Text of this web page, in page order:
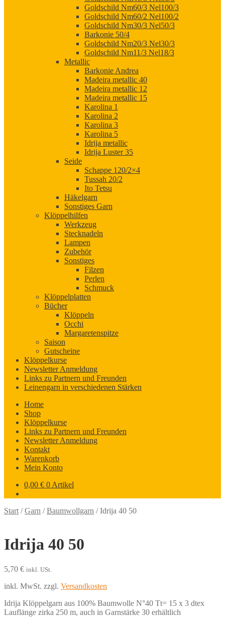
Goldschild Nm60/3 Nel100/3
Goldschild Nm60/2 Nel100/2
Goldschild Nm30/3 Nel50/3
Barkonie 50/4
Goldschild Nm20/3 Nel30/3
Goldschild Nm11/3 Nel18/3
Metallic
Barkonie Andrea
Madeira metallic 40
Madeira metallic 12
Madeira metallic 15
Karolina 1
Karolina 2
Karolina 3
Karolina 5
Idrija metallic
Idrija Luster 35
Seide
Schappe 120/2×4
Tussah 20/2
Ito Tetsu
Häkelgarn
Sonstiges Garn
Klöppelhilfen
Werkzeug
Stecknadeln
Lampen
Zubehör
Sonstiges
Filzen
Perlen
Schmuck
Klöppelplatten
Bücher
Klöppeln
Occhi
Margaretenspitze
Saison
Gutscheine
Klöppelkurse
Newsletter Anmeldung
Links zu Partnern und Freunden
Leinengarn in verschiedenen Stärken
Home
Shop
Klöppelkurse
Links zu Partnern und Freunden
Newsletter Anmeldung
Kontakt
Warenkorb
Mein Konto
0,00 € 0 Artikel
Start /Garn /Baumwollgarn /Idrija 40 50
Idrija 40 50
5,70 € inkl. USt.
inkl. MwSt. zzgl. Versandkosten
Idrija Klöppelgarn aus 100% Baumwolle N°40 Tt= 15 x 3 dtex
Lauflänge zirka 250 m, auch in Garnstärke 30 erhältlich